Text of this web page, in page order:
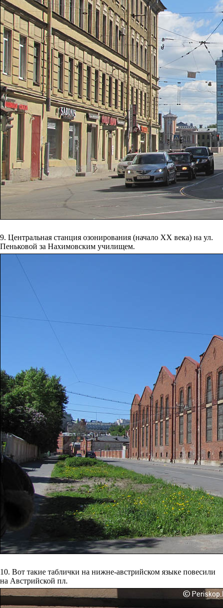
9. Центральная станция озонирования (начало XX века) на ул.
Пеньковой за Нахимовским училищем.
10. Вот такие таблички на нижне-австрийском языке повесили
на Австрийской пл.